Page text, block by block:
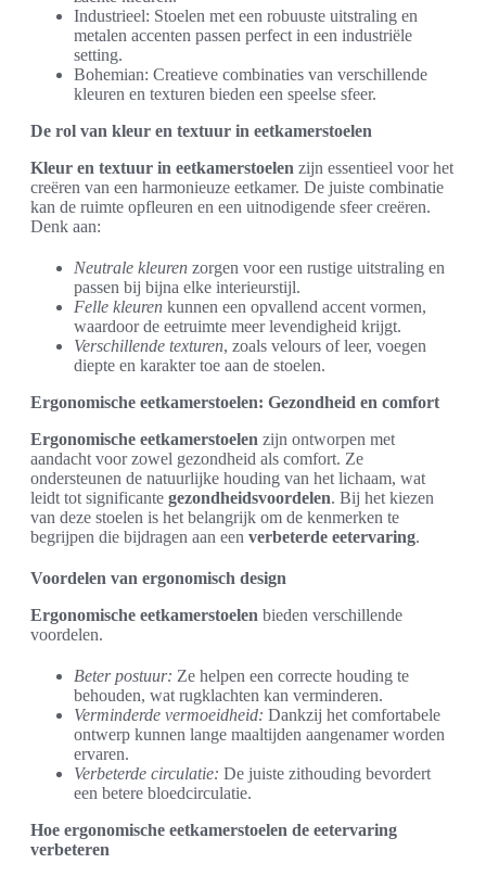
Industrieel: Stoelen met een robuuste uitstraling en
metalen accenten passen perfect in een industriële
setting.
Bohemian: Creatieve combinaties van verschillende
kleuren en texturen bieden een speelse sfeer.
De rol van kleur en textuur in eetkamerstoelen
Kleur en textuur in eetkamerstoelen zijn essentieel voor het
creëren van een harmonieuze eetkamer. De juiste combinatie
kan de ruimte opfleuren en een uitnodigende sfeer creëren.
Denk aan:
Neutrale kleuren zorgen voor een rustige uitstraling en
passen bij bijna elke interieurstijl.
Felle kleuren kunnen een opvallend accent vormen,
waardoor de eetruimte meer levendigheid krijgt.
Verschillende texturen, zoals velours of leer, voegen
diepte en karakter toe aan de stoelen.
Ergonomische eetkamerstoelen: Gezondheid en comfort
Ergonomische eetkamerstoelen zijn ontworpen met
aandacht voor zowel gezondheid als comfort. Ze
ondersteunen de natuurlijke houding van het lichaam, wat
leidt tot significante gezondheidsvoordelen. Bij het kiezen
van deze stoelen is het belangrijk om de kenmerken te
begrijpen die bijdragen aan een verbeterde eetervaring.
Voordelen van ergonomisch design
Ergonomische eetkamerstoelen bieden verschillende
voordelen.
Beter postuur: Ze helpen een correcte houding te
behouden, wat rugklachten kan verminderen.
Verminderde vermoeidheid: Dankzij het comfortabele
ontwerp kunnen lange maaltijden aangenamer worden
ervaren.
Verbeterde circulatie: De juiste zithouding bevordert
een betere bloedcirculatie.
Hoe ergonomische eetkamerstoelen de eetervaring
verbeteren